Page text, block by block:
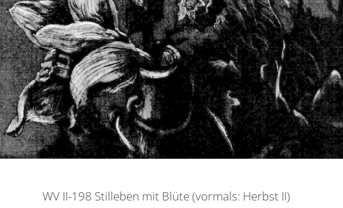
WV II-198 Stilleben mit Blüte (vormals: Herbst II)